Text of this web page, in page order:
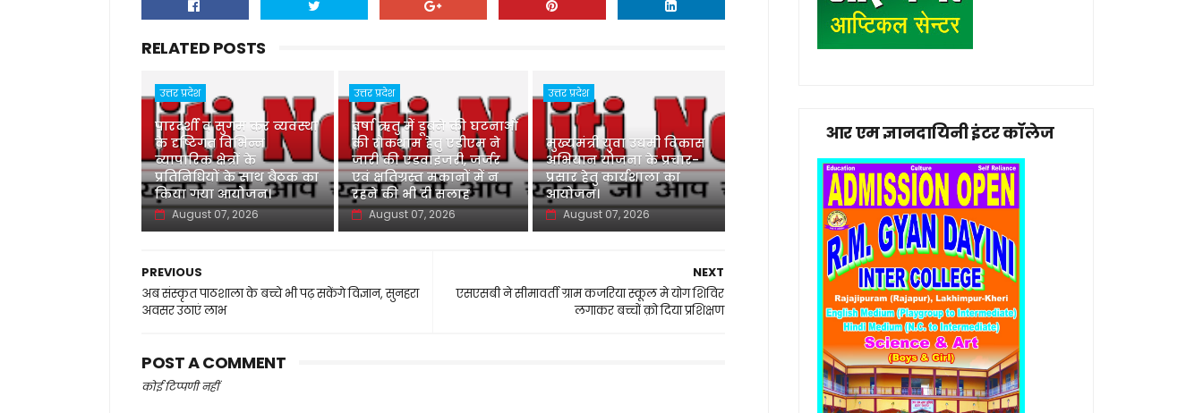
RELATED POSTS
उत्तर प्रदेश
पारदर्शी व सुगम कर व्यवस्था
के दृष्टिगत विभिन्न
व्यापारिक क्षेत्रों के
प्रतिनिधियों के साथ बैठक का
किया गया आयोजन।
August 07, 2026
उत्तर प्रदेश
वर्षा ऋतु में डूबने की घटनाओं
की रोकथाम हेतु एडीएम ने
जारी की एडवाइजरी, जर्जर
एवं क्षतिग्रस्त मकानों में न
रहने की भी दी सलाह
August 07, 2026
उत्तर प्रदेश
मुख्यमंत्री युवा उद्यमी विकास
अभियान योजना के प्रचार-
प्रसार हेतु कार्यशाला का
आयोजन।
August 07, 2026
NEXT
एसएसबी ने सीमावर्ती ग्राम कजरिया स्कूल मे योग शिविर
लगाकर बच्चों क़ो दिया प्रशिक्षण
PREVIOUS
अब संस्कृत पाठशाला के बच्चे भी पढ़ सकेंगे विज्ञान, सुनहरा
अवसर उठाएं लाभ
POST A COMMENT
कोई टिप्पणी नहीं
आर एम ज्ञानदायिनी इंटर कॉलेज